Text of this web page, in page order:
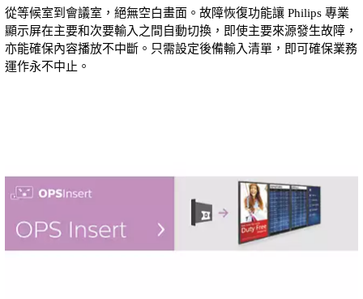
從等候室到會議室，絕無空白畫面。故障恢復功能讓 Philips 專業
顯示屏在主要和次要輸入之間自動切換，即使主要來源發生故障，
亦能確保內容播放不中斷。只需設定後備輸入清單，即可確保業務
運作永不中止。